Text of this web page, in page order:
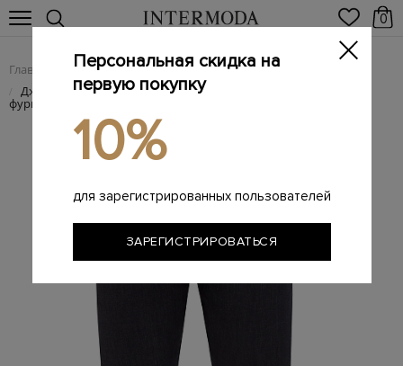
0
Главная Мужчинам / Одежда / Мужские джинсы
/ Джинсы ручной работы из денима kurabo с матовой
фурнитурой
Персональная скидка на
первую покупку
10%
для зарегистрированных пользователей
ЗАРЕГИСТРИРОВАТЬСЯ